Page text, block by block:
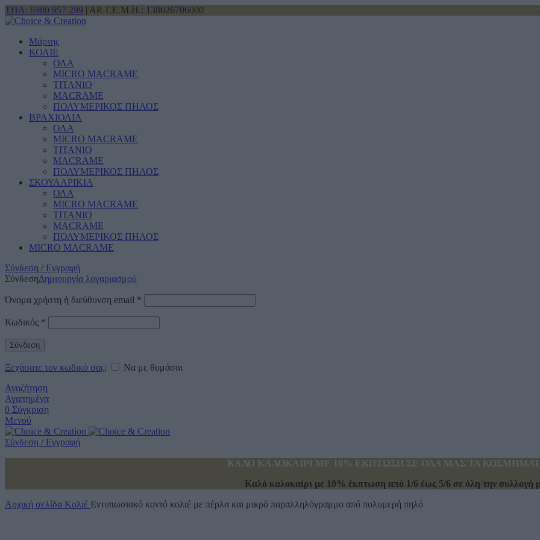
ΤΗΛ: 6980 957 299 | ΑΡ. Γ.Ε.Μ.Η.: 138026706000
Μάρτης
ΚΟΛΙΕ
ΟΛΑ
MICRO MACRAME
ΤΙΤΑΝΙΟ
MACRAME
ΠΟΛΥΜΕΡΙΚΟΣ ΠΗΛΟΣ
ΒΡΑΧΙΟΛΙΑ
ΟΛΑ
MICRO MACRAME
ΤΙΤΑΝΙΟ
MACRAME
ΠΟΛΥΜΕΡΙΚΟΣ ΠΗΛΟΣ
ΣΚΟΥΛΑΡΙΚΙΑ
ΟΛΑ
MICRO MACRAME
ΤΙΤΑΝΙΟ
MACRAME
ΠΟΛΥΜΕΡΙΚΟΣ ΠΗΛΟΣ
MICRO MACRAME
Σύνδεση / Εγγραφή
ΣύνδεσηΔημιουργία λογαριασμού
Όνομα χρήστη ή διεύθυνση email *
Κωδικός *
Σύνδεση
Ξεχάσατε τον κωδικό σας;
Να με θυμάσαι
Αναζήτηση
Αγαπημένα
0 Σύγκριση
Μενού
Σύνδεση / Εγγραφή
ΚΑΛΟ ΚΑΛΟΚΑΙΡΙ ΜΕ 10% ΕΚΠΤΩΣΗ ΣΕ ΟΛΑ ΜΑΣ ΤΑ
Καλό καλοκαίρι με 10% έκπτωση από 1/6 έως 5/6 σε όλη την συλλογή
Αρχική σελίδα Κολιέ Εντυπωσιακό κοντό κολιέ με πέρλα και μικρό παραλληλόγραμμο από πολυμερή πηλό